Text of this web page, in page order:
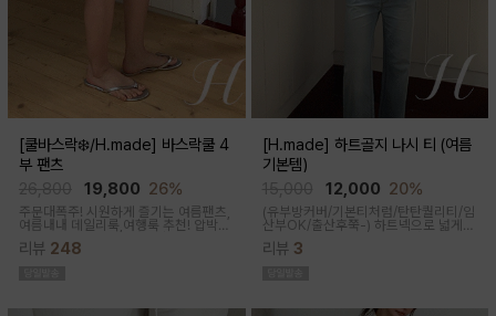
[쿨바스락❄️/H.made] 바스락쿨 4
부 팬츠
19,800 26%
주문대폭주! 시원하게 즐기는 여름팬츠,
여름내내 데일리룩,여행룩 추천! 압박없
이 편안한 임부복대, 캐쥬얼한 무드의 편
안한 팬츠에요!바스락거리는 매끈한 원
리뷰 248
[H.made] 하트골지 나시 티 (여름
기본템)
12,000 20%
(유부방커버/기본티처럼/탄탄퀄리티/임
산부OK/출산후쭉-) 하트넥으로 넓게
파져 은은한 쇄골 노출이 여성스러운 실
루엣이 되고 넓은 암홀로 끼임이나 답답
리뷰 3